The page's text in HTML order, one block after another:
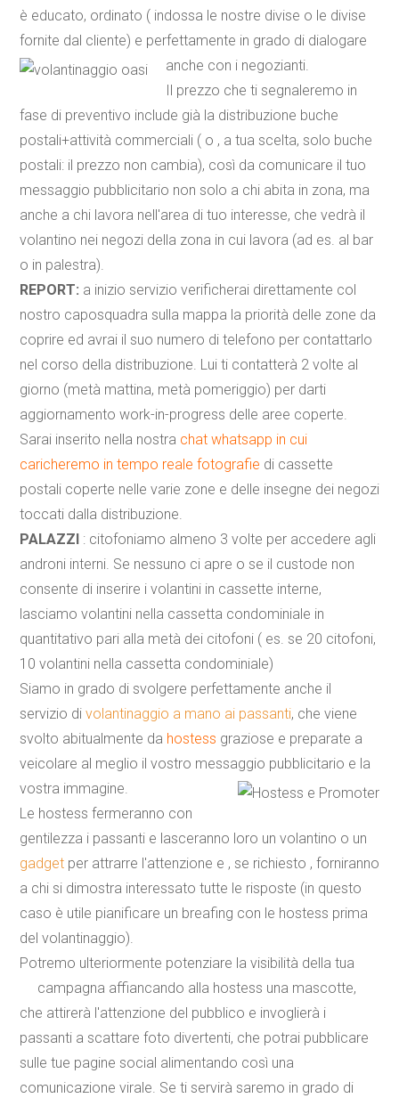
è educato, ordinato ( indossa le nostre divise o le divise
fornite dal cliente) e perfettamente in grado di dialogare
anche con i negozianti.
Il prezzo che ti segnaleremo in
fase di preventivo include già la distribuzione buche
postali+attività commerciali ( o , a tua scelta, solo buche
postali: il prezzo non cambia), così da comunicare il tuo
messaggio pubblicitario non solo a chi abita in zona, ma
anche a chi lavora nell'area di tuo interesse, che vedrà il
volantino nei negozi della zona in cui lavora (ad es. al bar
o in palestra).
REPORT: a inizio servizio verificherai direttamente col
nostro caposquadra sulla mappa la priorità delle zone da
coprire ed avrai il suo numero di telefono per contattarlo
nel corso della distribuzione. Lui ti contatterà 2 volte al
giorno (metà mattina, metà pomeriggio) per darti
aggiornamento work-in-progress delle aree coperte.
Sarai inserito nella nostra chat whatsapp in cui
caricheremo in tempo reale fotografie di cassette
postali coperte nelle varie zone e delle insegne dei negozi
toccati dalla distribuzione.
PALAZZI : citofoniamo almeno 3 volte per accedere agli
androni interni. Se nessuno ci apre o se il custode non
consente di inserire i volantini in cassette interne,
lasciamo volantini nella cassetta condominiale in
quantitativo pari alla metà dei citofoni ( es. se 20 citofoni,
10 volantini nella cassetta condominiale)
Siamo in grado di svolgere perfettamente anche il
servizio di volantinaggio a mano ai passanti, che viene
svolto abitualmente da hostess graziose e preparate a
veicolare al meglio il vostro messaggio pubblicitario e la
vostra immagine.
Le hostess fermeranno con
gentilezza i passanti e lasceranno loro un volantino o un
gadget per attrarre l'attenzione e , se richiesto , forniranno
a chi si dimostra interessato tutte le risposte (in questo
caso è utile pianificare un breafing con le hostess prima
del volantinaggio).
Potremo ulteriormente potenziare la visibilità della tua
campagna affiancando alla hostess una mascotte,
che attirerà l'attenzione del pubblico e invoglierà i
passanti a scattare foto divertenti, che potrai pubblicare
sulle tue pagine social alimentando così una
comunicazione virale. Se ti servirà saremo in grado di